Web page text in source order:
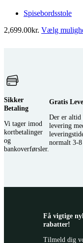
Spisebordsstole
2,699.00kr. Vælg
Sikker
Betaling
Vi tager imod
kortbetalinger
og
bankoverførsler.
Gratis
Der er altid
levering
normalt 3-8
Få vigtige
rabatter!
Tilmeld dig